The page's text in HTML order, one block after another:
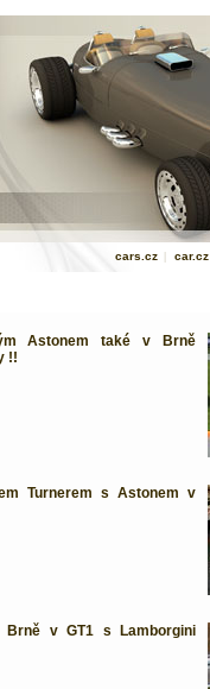
cars.cz | car.cz
Astonem také v Brně
!!
Turnerem s Astonem v
v GT1 s Lamborgini